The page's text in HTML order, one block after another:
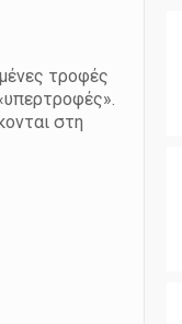
τροφές
στη